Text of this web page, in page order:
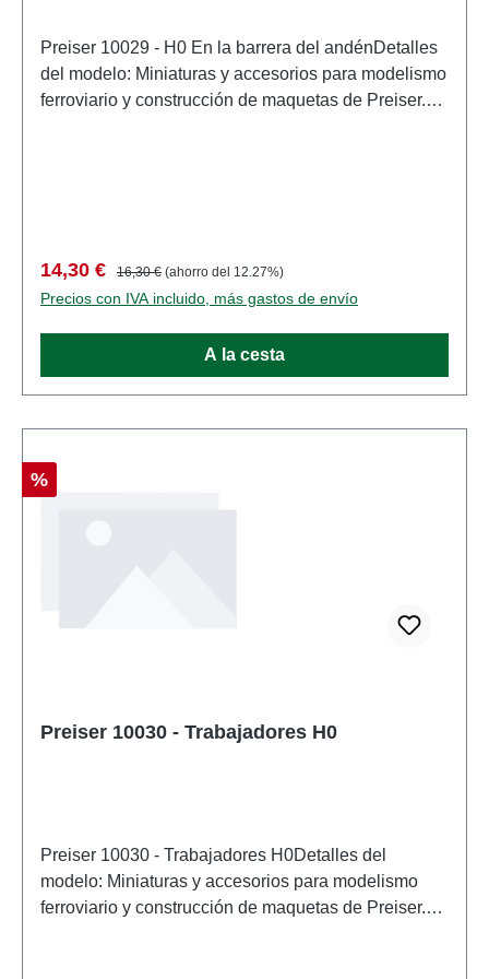
Preiser 10029 - H0 En la barrera del andénDetalles
del modelo: Miniaturas y accesorios para modelismo
ferroviario y construcción de maquetas de Preiser.
PreiserNúmero de artículo: 10029numero de piezas:
Conjunto de varias piezasEAN: 4041032100296tipo
de producto: Cifraspista: H0escala:
1:87Recomendación de edad: A partir de 14 años
Precio de venta:
14,30 € Precio normal:
16,30 € (ahorro del 12.27%)
Precios con IVA incluido, más gastos de envío
A la cesta
Descuento
%
Preiser 10030 - Trabajadores H0
Preiser 10030 - Trabajadores H0Detalles del
modelo: Miniaturas y accesorios para modelismo
ferroviario y construcción de maquetas de Preiser.